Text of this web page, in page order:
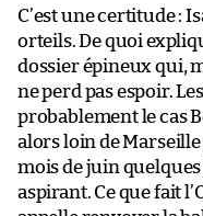
C’est une certitude :
orteils. De quoi
dossier épineux qui,
ne perd pas espoir.
probablement le cas
alors loin de
mois de juin
aspirant. Ce que fait